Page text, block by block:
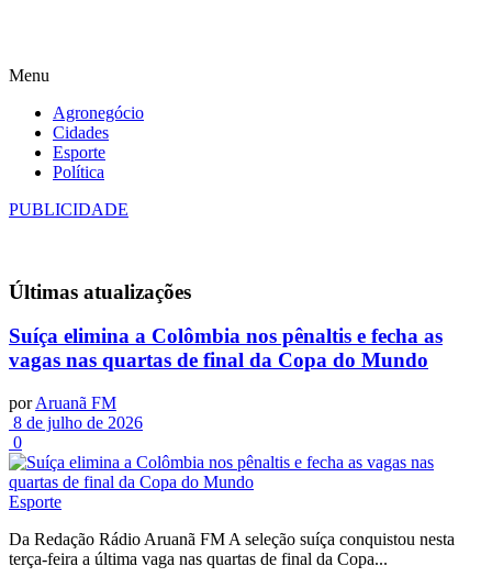
Menu
Agronegócio
Cidades
Esporte
Política
PUBLICIDADE
Últimas atualizações
Suíça elimina a Colômbia nos pênaltis e fecha as
vagas nas quartas de final da Copa do Mundo
por Aruanã FM
8 de julho de 2026
0
Esporte
Da Redação Rádio Aruanã FM A seleção suíça conquistou nesta
terça-feira a última vaga nas quartas de final da Copa...